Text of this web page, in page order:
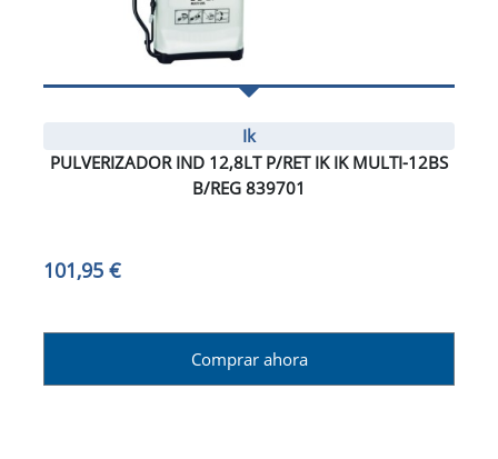
Ik
PULVERIZADOR IND 12,8LT P/RET IK IK MULTI-12BS
B/REG 839701
101,95 €
Comprar ahora